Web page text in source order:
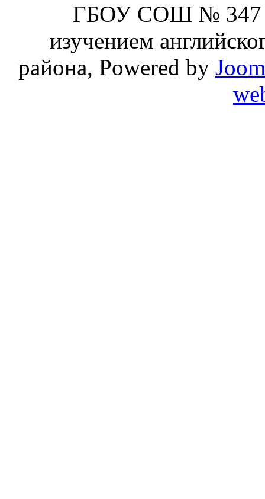
ГБОУ СОШ № 347
изучением
района, Powered by